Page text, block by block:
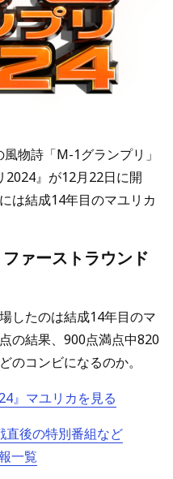
物詩「M-1グランプリ」
』が12月22日に開
は結成14年目のマユリカ
ァーストラウンド
したのは結成14年目のマ
の結果、900点満点中820
のコンビになるのか。
』マユリカを見る
直後の特別番組など
一覧